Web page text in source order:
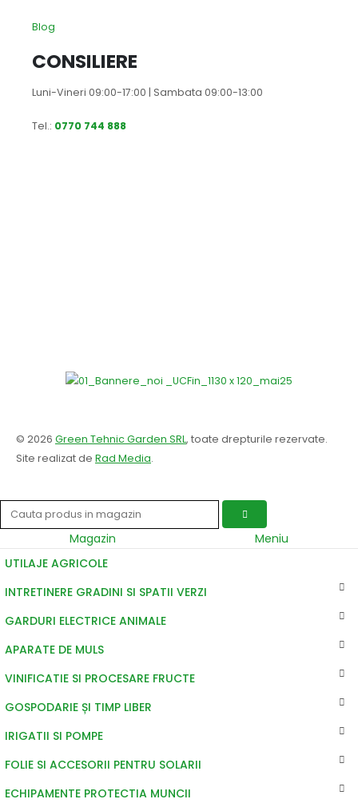
Blog
CONSILIERE
Luni-Vineri 09:00-17:00 | Sambata 09:00-13:00
Tel.: 0770 744 888
© 2026 Green Tehnic Garden SRL, toate drepturile rezervate.
Site realizat de Rad Media.
Magazin
Meniu
UTILAJE AGRICOLE
INTRETINERE GRADINI SI SPATII VERZI
GARDURI ELECTRICE ANIMALE
APARATE DE MULS
VINIFICATIE SI PROCESARE FRUCTE
GOSPODARIE ȘI TIMP LIBER
IRIGATII SI POMPE
FOLIE SI ACCESORII PENTRU SOLARII
ECHIPAMENTE PROTECTIA MUNCII